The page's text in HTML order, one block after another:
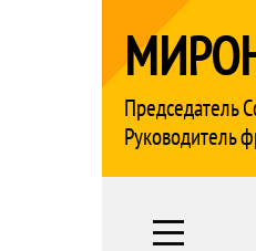
Председатель
Руководитель